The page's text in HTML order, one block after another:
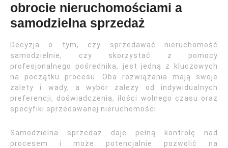
obrocie nieruchomościami a
samodzielna sprzedaż
Decyzja o tym, czy sprzedawać nieruchomość
samodzielnie, czy skorzystać z pomocy
profesjonalnego pośrednika, jest jedną z kluczowych
na początku procesu. Oba rozwiązania mają swoje
zalety i wady, a wybór zależy od indywidualnych
preferencji, doświadczenia, ilości wolnego czasu oraz
specyfiki sprzedawanej nieruchomości.
Samodzielna sprzedaż daje pełną kontrolę nad
procesem i może potencjalnie pozwolić na